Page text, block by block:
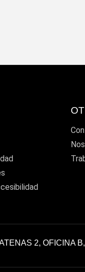
2, OFICINA